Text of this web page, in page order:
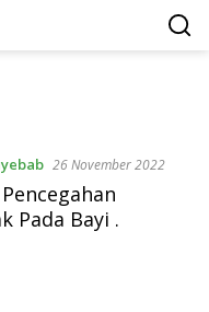
26 November 2022
Pada Bayi .